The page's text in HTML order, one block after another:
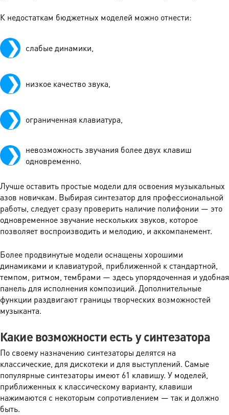
К недостаткам бюджетных моделей можно отнести:
слабые динамики,
низкое качество звука,
ограниченная клавиатура,
невозможность звучания более двух клавиш
одновременно.
Лучше оставить простые модели для освоения музыкальных
азов новичкам. Выбирая синтезатор для профессиональной
работы, следует сразу проверить наличие полифонии — это
одновременное звучание нескольких звуков, которое
позволяет воспроизводить и мелодию, и аккомпанемент.
Более продвинутые модели оснащены хорошими
динамиками и клавиатурой, приближенной к стандартной,
темпом, ритмом, тембрами — здесь упорядоченная и удобная
панель для исполнения композиций. Дополнительные
функции раздвигают границы творческих возможностей
музыканта.
Какие возможности есть у синтезатора
По своему назначению синтезаторы делятся на
классические, для дискотеки и для выступлений. Самые
популярные синтезаторы имеют 61 клавишу. У моделей,
приближенных к классическому варианту, клавиши
нажимаются с некоторым сопротивлением — так и должно
быть.